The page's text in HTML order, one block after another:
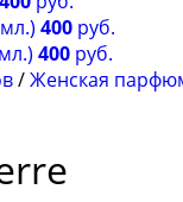
400 руб.
400 руб.
/Женская